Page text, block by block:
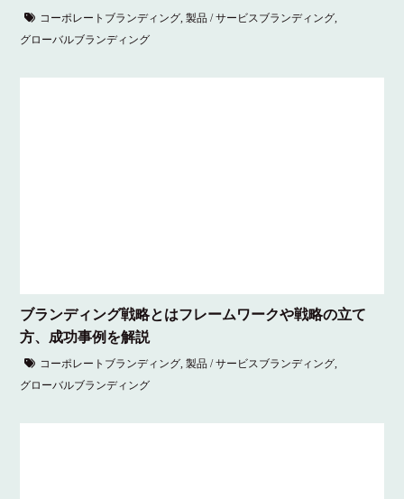
コーポレートブランディング,製品 / サービスブランディング,
グローバルブランディング
ブランディング戦略とはフレームワークや戦略の立て
方、成功事例を解説
コーポレートブランディング ,製品 / サービスブランディング
グローバルブランディング